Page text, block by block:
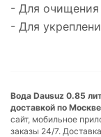
- Для
- Для
Вода Dausuz 0.85
доставкой по
сайт, мобильное
заказы 24/7.